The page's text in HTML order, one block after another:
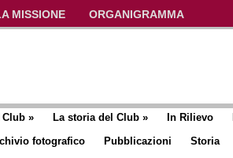
MISSIONE
ORGANIGRAMMA
Club » La storia del Club » In Rilievo
fotografico Pubblicazioni Storia